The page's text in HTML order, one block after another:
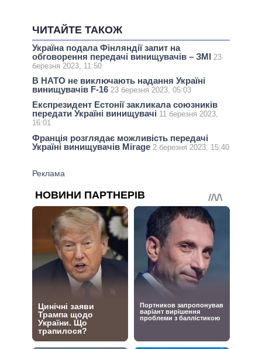
ЧИТАЙТЕ ТАКОЖ
Україна подала Фінляндії запит на
обговорення передачі винищувачів – ЗМІ 23
березня 2023, 11:50
В НАТО не виключають надання Україні
винищувачів F-16 23 березня 2023, 05:03
Експрезидент Естонії закликала союзників
передати Україні винищувачі 11 березня 2023,
16:01
Франція розглядає можливість передачі
Україні винищувачів Mirage 2 березня 2023, 15:40